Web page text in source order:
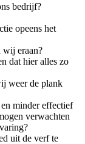
bedrijf?
opeens het
wij eraan?
dat hier alles zo
weer de plank
minder effectief
verwachten
uit de verf te